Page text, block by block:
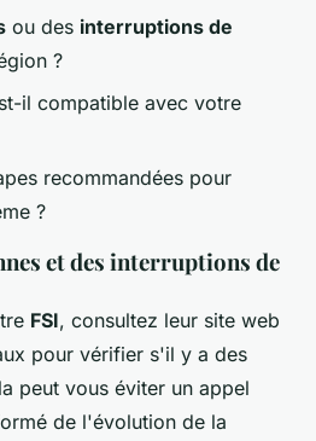
ou des interruptions de
?
il compatible avec votre
recommandées pour
?
et des interruptions de
FSI, consultez leur site web
pour vérifier s'il y a des
peut vous éviter un appel
de l'évolution de la